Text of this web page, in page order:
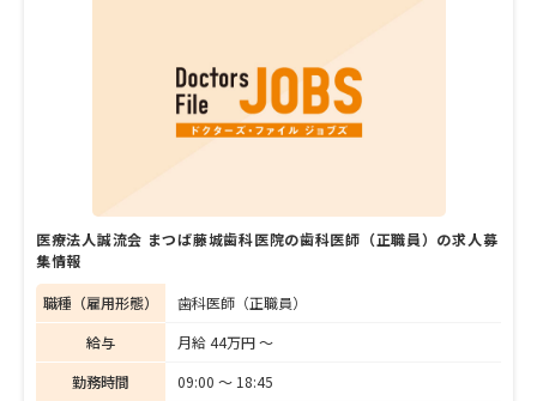
医療法人誠流会 まつば藤城歯科医院の歯科医師（正職員）の求人募
集情報
職種（雇用形態）
歯科医師（正職員）
給与
月給 44万円 〜
勤務時間
09:00 〜 18:45